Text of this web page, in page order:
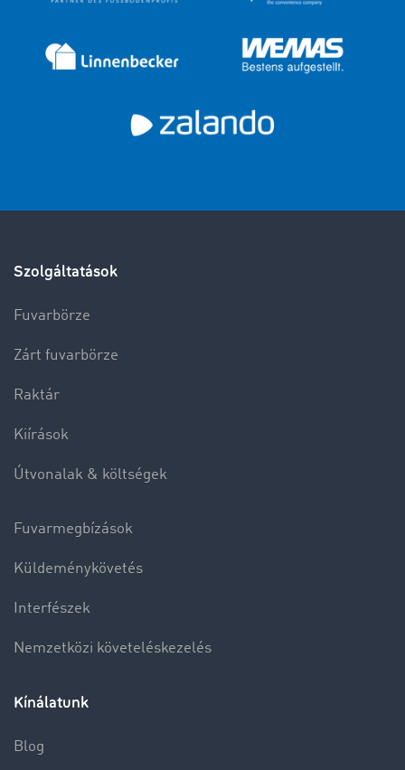
Szolgáltatások
Fuvarbörze
Zárt fuvarbörze
Raktár
Kiírások
Útvonalak & költségek
Fuvarmegbízások
Küldeménykövetés
Interfészek
Nemzetközi követeléskezelés
Kínálatunk
Blog